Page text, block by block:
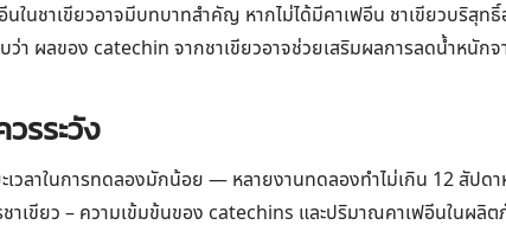
นในชาเขียวอาจมีบทบาทสำคัญ หากไม่ได้มีคาเฟอีน ชาเขียวบริสุท
ว่า ผลของ catechin จากชาเขียวอาจช่วยเสริมผลการลดน้ำหนัก
รระวัง
เวลาในการทดลองมักน้อย — หลายงานทดลองทำไม่เกิน 12 สัปดา
าเขียว – ความเข้มข้นของ catechins และปริมาณคาเฟอีนในผลิ